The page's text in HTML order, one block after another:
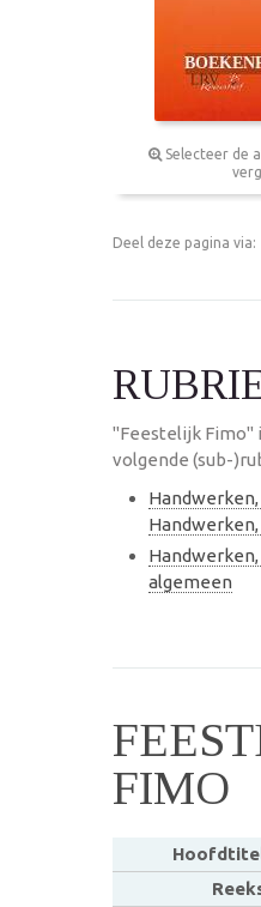
Selecteer de
Deel deze pagina via:
"Feestelijk Fimo"
volgende (sub-
algemeen
FIMO